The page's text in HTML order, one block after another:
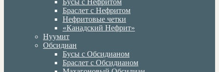
Бусы с Нефритом
Браслет с Нефритом
Нефритовые четки
«Канадский Нефрит»
Нуумит
Обсидиан
Бусы с Обсидианом
Браслет с Обсидианом